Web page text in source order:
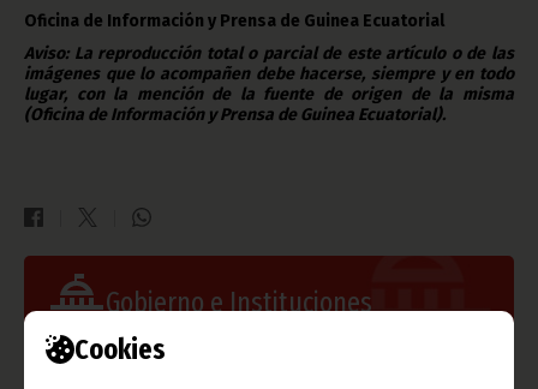
Cookies
Oficina de Información y Prensa de Guinea Ecuatorial
Aviso: La reproducción total o parcial de este artículo o de las
imágenes que lo acompañen debe hacerse, siempre y en todo
lugar, con la mención de la fuente de origen de la misma
(Oficina de Información y Prensa de Guinea Ecuatorial).
Gobierno e Instituciones